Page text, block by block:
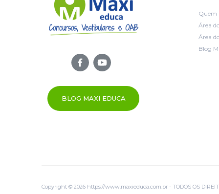
BLOG MAXI EDUCA
Quem
Área
Área
Blog
Copyright © 2026 https://www.maxieduca.com.br - TODOS OS